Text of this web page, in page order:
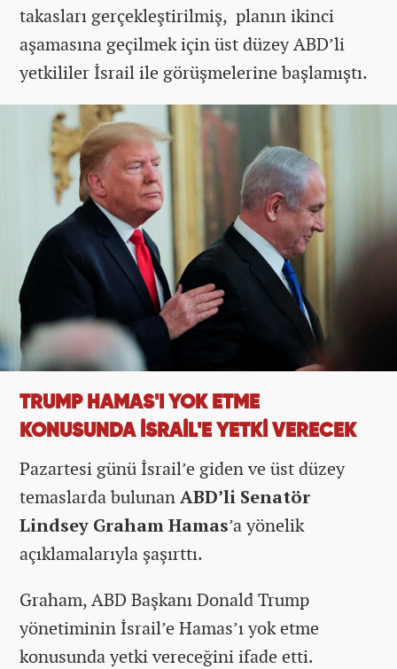
takasları gerçekleştirilmiş, planın ikinci
aşamasına geçilmek için üst düzey ABD’li
yetkililer İsrail ile görüşmelerine başlamıştı.
TRUMP HAMAS'I YOK ETME
KONUSUNDA İSRAİL'E YETKİ VERECEK
Pazartesi günü İsrail’e giden ve üst düzey
temaslarda bulunanABD’li Senatör
Lindsey Graham Hamas’a yönelik
açıklamalarıyla şaşırttı.
Graham, ABD Başkanı Donald Trump
yönetiminin İsrail’e Hamas’ı yok etme
konusunda yetki vereceğini ifade etti.